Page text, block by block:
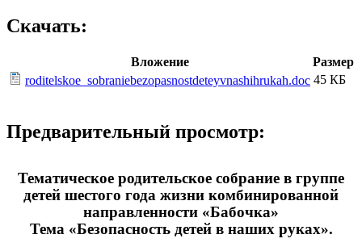
Скачать:
Вложение
Размер
roditelskoe_sobraniebezopasnostdeteyvnashihrukah.doc 45 КБ
Предварительный просмотр:
Тематическое родительское собрание в группе
детей шестого года жизни комбинированной
направленности «Бабочка»
Тема «Безопасность детей в наших руках».